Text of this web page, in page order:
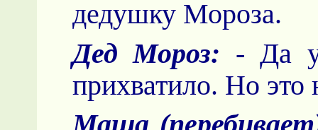
дедушку Мороза.
Дед Мороз: - Да у
прихватило. Но